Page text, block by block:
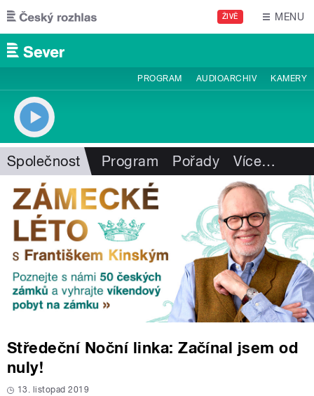
Přejít k hlavnímu obsahu
ŽIVĚ MENU
PROGRAM AUDIOARCHIV KAMERY
Společnost Program Pořady Více…
Středeční Noční linka: Začínal jsem od
nuly!
13. listopad 2019